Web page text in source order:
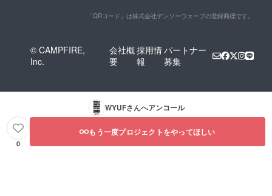
「QRコード」は株式会社デンソーウェーブの登録商標です。
© CAMPFIRE,
Inc.
会社概
要
採用情
報
パートナー
募集
WYUFさんへアンコール
0
もう一度プロジェクトをやってほしい